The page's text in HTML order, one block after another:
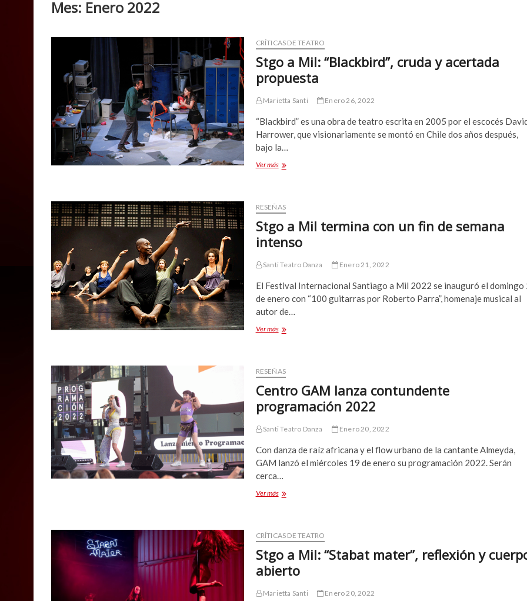
Mes: Enero 2022
CRÍTICAS DE TEATRO
Stgo a Mil: “Blackbird”, cruda y acertada
propuesta
Marietta Santi Enero 26, 2022
“Blackbird” es una obra de teatro escrita en 2005 por el escocés
Harrower, que visionariamente se montó en Chile dos años después,
bajo la…
Ver másStgo
cruda
acertada
propuesta
RESEÑAS
Stgo a Mil termina con un fin de semana
intenso
Santi Teatro Danza Enero 21, 2022
El Festival Internacional Santiago a Mil 2022 se inauguró el domingo
de enero con “100 guitarras por Roberto Parra”, homenaje musical al
autor de…
Ver másStgo
con
fin
de
semana
RESEÑAS
Centro GAM lanza contundente
programación 2022
Santi Teatro Danza Enero 20, 2022
Con danza de raíz africana y el flow urbano de la cantante Almeyda,
GAM lanzó el miércoles 19 de enero su programación 2022. Serán
cerca…
Ver másCentro
programación
CRÍTICAS DE TEATRO
Stgo a Mil: “Stabat mater”, reflexión y
abierto
Marietta Santi Enero 20, 2022